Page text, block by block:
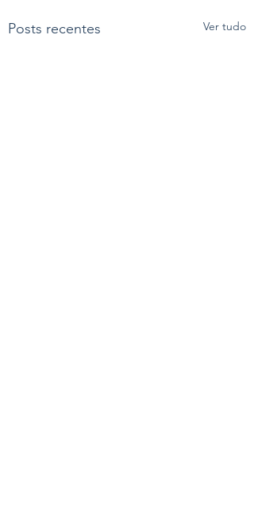
Posts recentes Ver tudo